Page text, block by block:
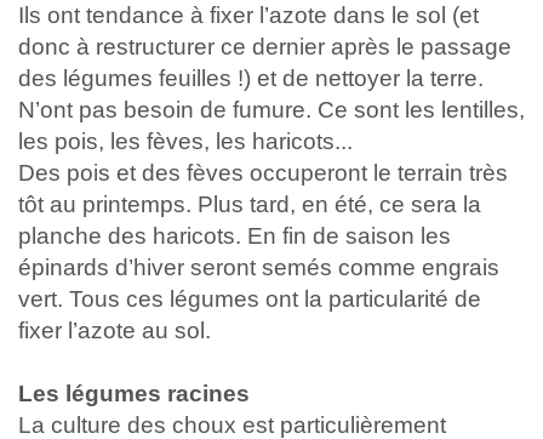
Ils ont tendance à fixer l’azote dans le sol (et
donc à restructurer ce dernier après le passage
des légumes feuilles !) et de nettoyer la terre.
N’ont pas besoin de fumure. Ce sont les lentilles,
les pois, les fèves, les haricots...
Des pois et des fèves occuperont le terrain très
tôt au printemps. Plus tard, en été, ce sera la
planche des haricots. En fin de saison les
épinards d’hiver seront semés comme engrais
vert. Tous ces légumes ont la particularité de
fixer l’azote au sol.
Les légumes racines
La culture des choux est particulièrement